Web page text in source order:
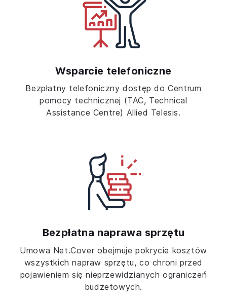
Wsparcie telefoniczne
Bezpłatny telefoniczny dostęp do Centrum
pomocy technicznej (TAC, Technical
Assistance Centre) Allied Telesis.
Bezpłatna naprawa sprzętu
Umowa Net.Cover obejmuje pokrycie kosztów
wszystkich napraw sprzętu, co chroni przed
pojawieniem się nieprzewidzianych ograniczeń
budżetowych.